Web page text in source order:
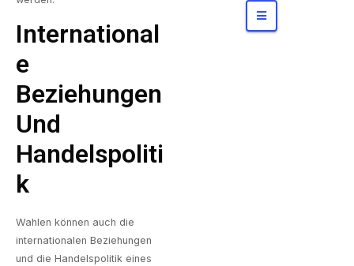
International
E
Beziehungen
Und
Handelspoliti
K
Wahlen können auch die
internationalen Beziehungen
und die Handelspolitik eines